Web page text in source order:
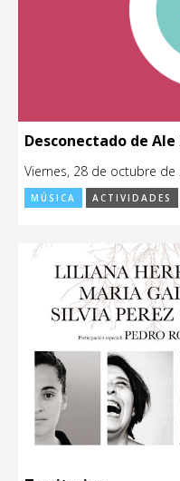
Desconectado de
Viernes, 28 de octubre de
MÚSICA ACTIVIDADES